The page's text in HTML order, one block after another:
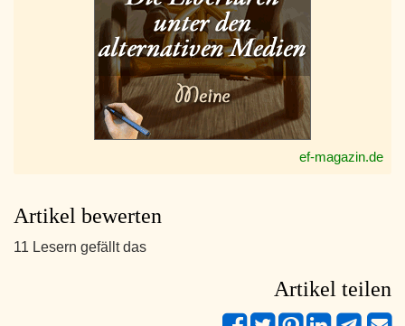
ef-magazin.de
Artikel bewerten
11 Lesern gefällt das
Artikel teilen